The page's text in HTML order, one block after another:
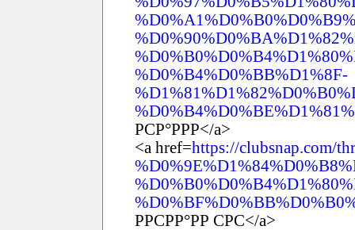
%D0%B4%D0%BB%D1%8F-
РСР°РРР</a>
<a href=https://clubsnap.com/
РРСРР°РР СРС</a>